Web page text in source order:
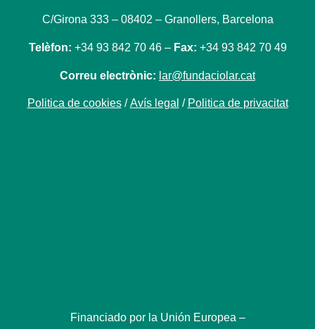
C/Girona 333 – 08402 – Granollers, Barcelona
Telèfon: +34 93 842 70 46 – Fax: +34 93 842 70 49
Correu electrònic: lar@fundaciolar.cat
Politica de cookies/Avís legal / Politica de privacitat
Financiado por la Unión Europea –